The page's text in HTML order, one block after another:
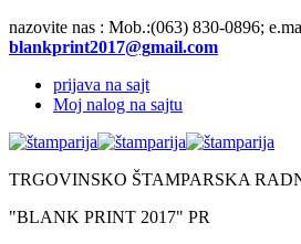
nazovite nas : Mob.:(063) 830-0896;
prijava na sajt
Moj nalog na sajtu
TRGOVINSKO ŠTAMPARSKA
"BLANK PRINT 2017" PR